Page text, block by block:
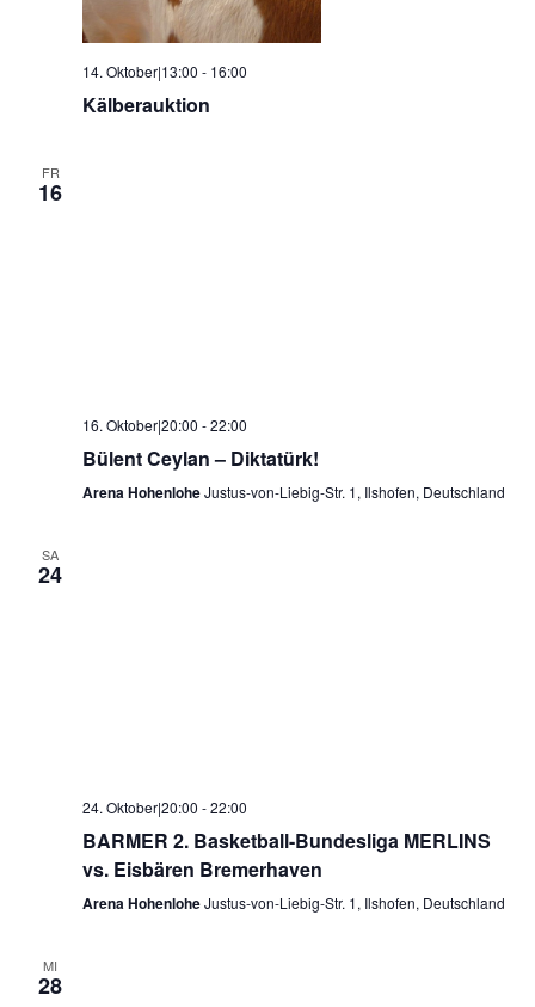
14. Oktober|13:00 - 16:00
Kälberauktion
FR
16
16. Oktober|20:00 -22:00
Bülent Ceylan – Diktatürk!
Arena HohenloheJustus-von-Liebig-Str. 1, Ilshofen, Deutschland
SA
24
24. Oktober|20:00 -22:00
BARMER 2. Basketball-Bundesliga MERLINS
vs. Eisbären Bremerhaven
Arena HohenloheJustus-von-Liebig-Str. 1, Ilshofen, Deutschland
MI
28